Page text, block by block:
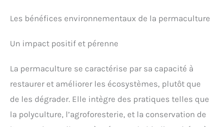
Les bénéfices environnementaux de la permaculture
Un impact positif et pérenne
La permaculture se caractérise par sa capacité à
restaurer et améliorer les écosystèmes, plutôt que
de les dégrader. Elle intègre des pratiques telles que
la polyculture, l’agroforesterie, et la conservation de